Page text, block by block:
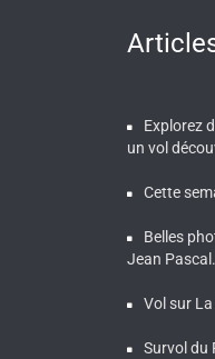
Explorez
un vol
Cette
Belles
Jean Pascal.
Vol sur
Survol du